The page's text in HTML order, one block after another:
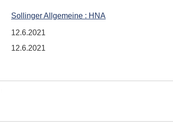
Sollinger Allgemeine : HNA
12.6.2021
12.6.2021